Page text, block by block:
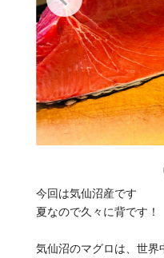
今回は気仙沼産です
夏なので久々に背です！
気仙沼のマグロは、世界